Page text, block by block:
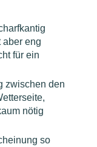
aber eng
für ein
zwischen den
nötig
so